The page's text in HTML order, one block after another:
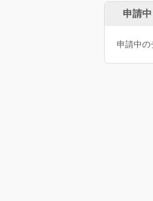
申請中
申請中の